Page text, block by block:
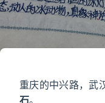
重庆的中兴路，武
石。